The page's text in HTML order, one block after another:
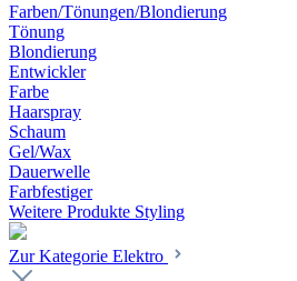
Farben/Tönungen/Blondierung
Tönung
Blondierung
Entwickler
Farbe
Haarspray
Schaum
Gel/Wax
Dauerwelle
Farbfestiger
Weitere Produkte Styling
Zur Kategorie Elektro